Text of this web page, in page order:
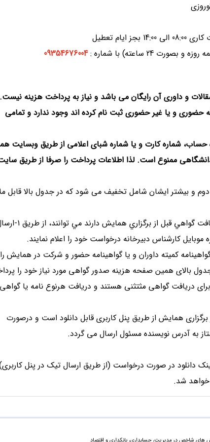
24 ساعته) با شماره :
09354676004
حضوری و یا غیر حضوری ثبت نام کرده اند وجود ندارد و تمامی
حساب، شماره کارت و یا شماره شبای اعلامی از طریق وبسایت
ممنوع است. لذا اطلاعات پرداخت را صرفا از طریق
دوم و بیشتر ایشان شامل تخفیف می شود که در جدول بالا قابل
5- افرادي كه مايل به داوري زودهنگام و دريافت گواهي قبل از برگزاري همايش
کمیته داوران و یا گواهینامه حضور و شرکت در همایش را
بالای همین صفحه هزینه صدور گواهی مورد نیاز خود را
دریافت گواهی مثتثنی هستند و دریافت هرنوع نامه یا
ها حداکثر تا 3 روز بعد از برگزاری همایش از طریق پنل کاربری قابل دانلود است و درصورت
به آدرس نویسنده مسئول ارسال می گردد.
دانلود در صورت درخواست (از طریق ارسال تیک در پنل
خواهد شد.
شاخص در مدیریت، حسابداری، بانکداری و اقتصاد